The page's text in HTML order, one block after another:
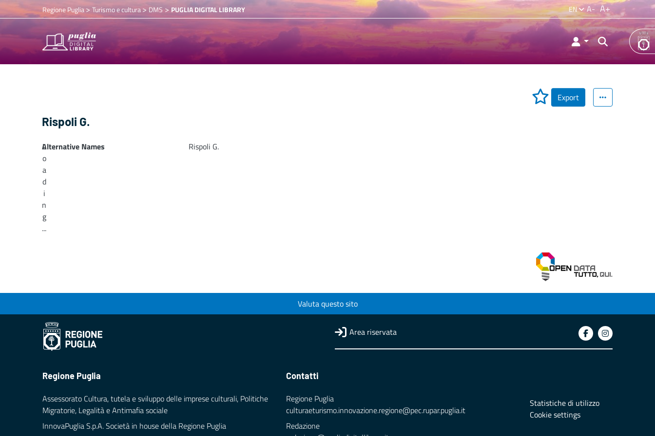
Regione Puglia> Turismo e cultura>DMS > PUGLIA DIGITAL LIBRARY EN A- A+
Export
Rispoli G.
L
o
a
d
i
n
g
...
Alternative Names Rispoli G.
Valuta questo sito
Area riservata
Regione Puglia
Assessorato Cultura, tutela e sviluppo delle imprese culturali, Politiche
Migratorie, Legalità e Antimafia sociale
InnovaPuglia S.p.A. Società in house della Regione Puglia
Contatti
Regione Puglia
culturaeturismo.innovazione.regione@pec.rupar.puglia.it
Redazione
Statistiche di utilizzo
Cookie settings